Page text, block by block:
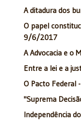
A ditadura dos
O papel
9/6/2017
A Advocacia e o
Entre a lei e a
O Pacto
"Suprema
Independência